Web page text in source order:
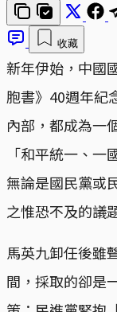
收藏
新年伊始，中國
胞書》40週年紀
內部，都成為一
「和平統一、一
無論是國民黨或
之惟恐不及的議
馬英九卸任後雖
間，採取的卻是